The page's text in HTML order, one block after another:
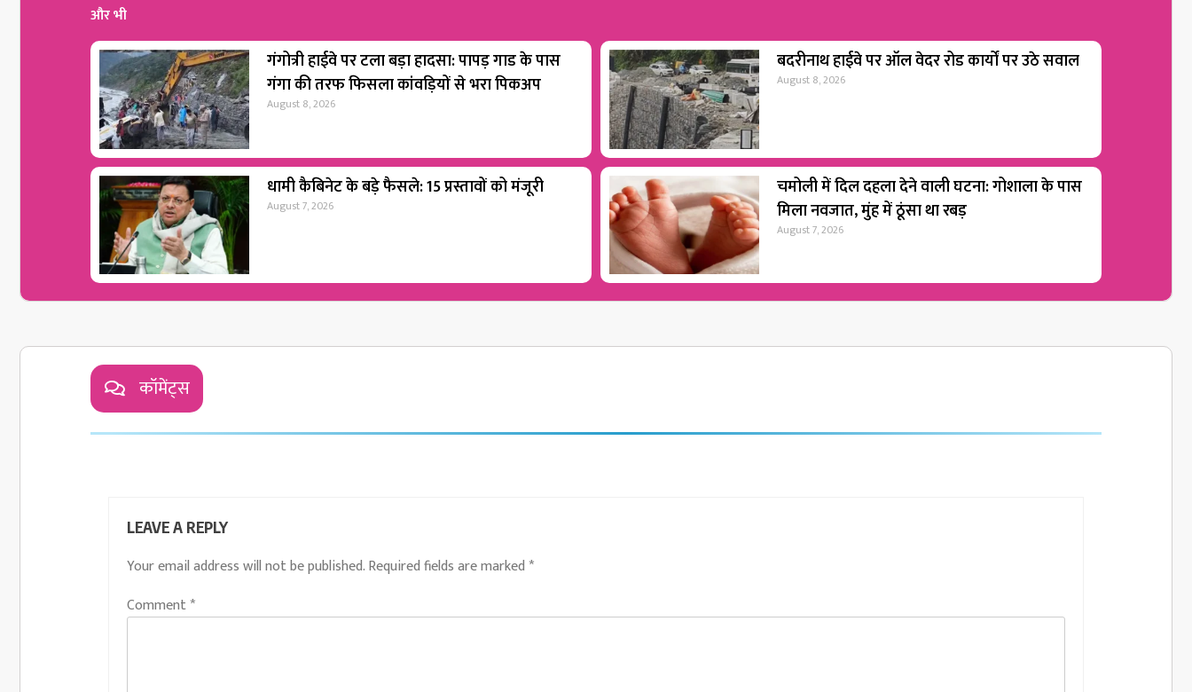
और भी
गंगोत्री हाईवे पर टला बड़ा हादसा: पापड़ गाड के पास
गंगा की तरफ फिसला कांवड़ियों से भरा पिकअप
August 8, 2026
बदरीनाथ हाईवे पर ऑल वेदर रोड कार्यों पर उठे सवाल
August 8, 2026
धामी कैबिनेट के बड़े फैसले: 15 प्रस्तावों को मंजूरी
August 7, 2026
चमोली में दिल दहला देने वाली घटना: गोशाला के पास
मिला नवजात, मुंह में ठूंसा था रबड़
August 7, 2026
कॉमेंट्स
LEAVE A REPLY
Your email address will not be published.Required fields are marked *
Comment*